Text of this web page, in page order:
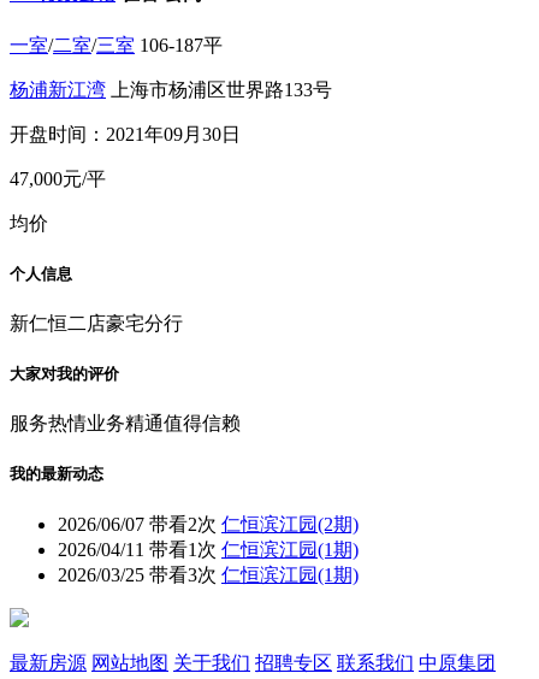
一室/二室/三室 106-187平
杨浦新江湾 上海市杨浦区世界路133号
开盘时间：2021年09月30日
47,000元/平
均价
个人信息
新仁恒二店豪宅分行
大家对我的评价
服务热情业务精通值得信赖
我的最新动态
2026/06/07 带看2次 仁恒滨江园(2期)
2026/04/11 带看1次 仁恒滨江园(1期)
2026/03/25 带看3次 仁恒滨江园(1期)
最新房源 网站地图 关于我们 招聘专区 联系我们 中原集团